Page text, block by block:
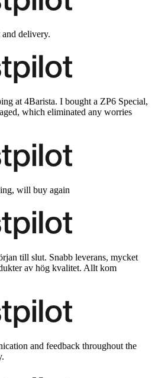
delivery.
at 4Barista. I bought a ZP6 Special,
which eliminated any worries
will buy again
till slut. Snabb leverans, mycket
av hög kvalitet. Allt kom
and feedback throughout the